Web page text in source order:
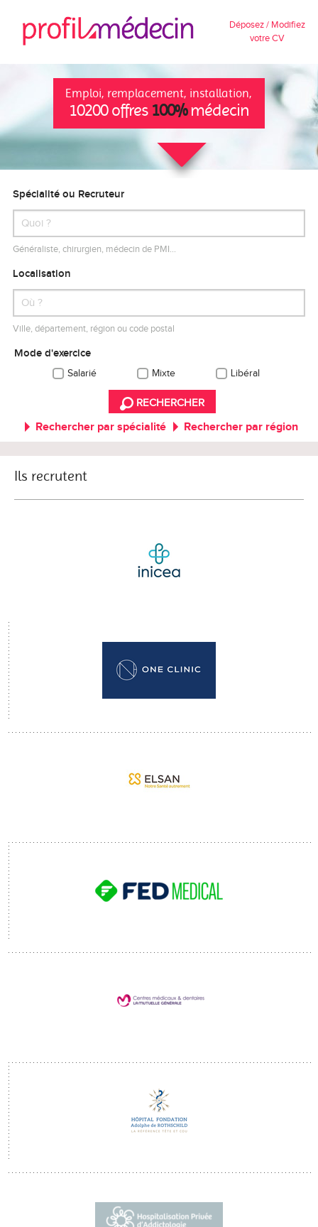
Déposez / Modifiez
votre CV
Emploi, remplacement, installation,
10200 offres 100%médecin
Spécialité ou Recruteur
Généraliste, chirurgien, médecin de PMI…
Localisation
Ville, département, région ou code postal
Mode d'exercice
Salarié Mixte Libéral
RECHERCHER
Rechercher par spécialité Rechercher par région
Ils recrutent